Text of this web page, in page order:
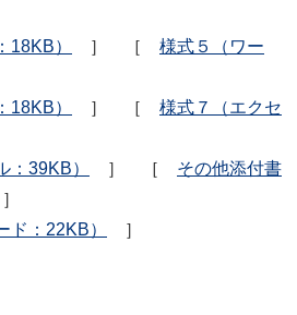
18KB） ］ ［ 様式５（ワー
18KB） ］ ［ 様式７（エクセ
：39KB） ］ ［ その他添付書
ド：22KB） ］